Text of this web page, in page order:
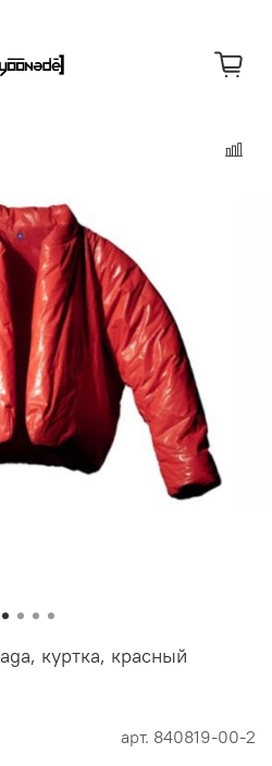
арт. 840819-00-2
куртка, красный